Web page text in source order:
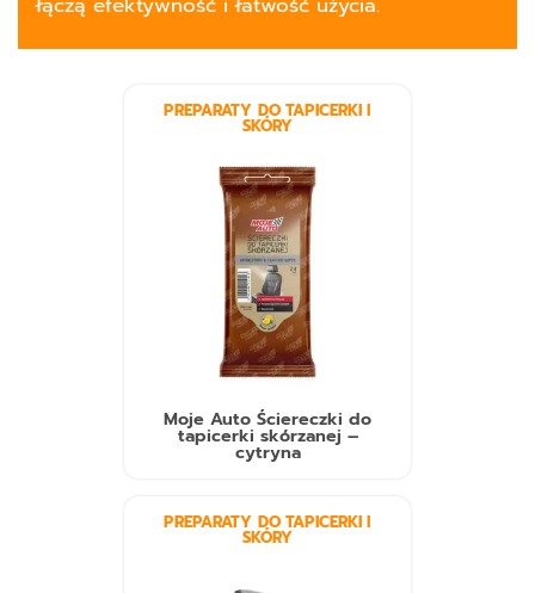
PREPARATY DO TAPICERKI I
SKÓRY
Moje Auto Ściereczki do
tapicerki skórzanej –
cytryna
PREPARATY DO TAPICERKI I
SKÓRY